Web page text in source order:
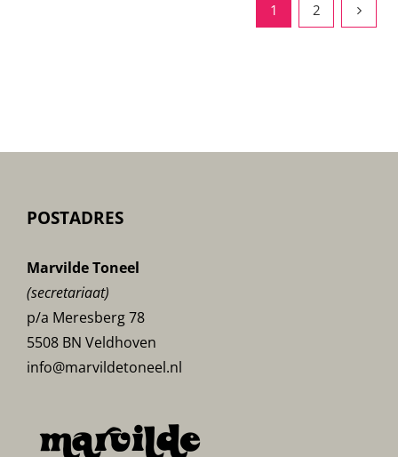
1 2
POSTADRES
Marvilde Toneel
(secretariaat)
p/a Meresberg 78
5508 BN Veldhoven
info@marvildetoneel.nl